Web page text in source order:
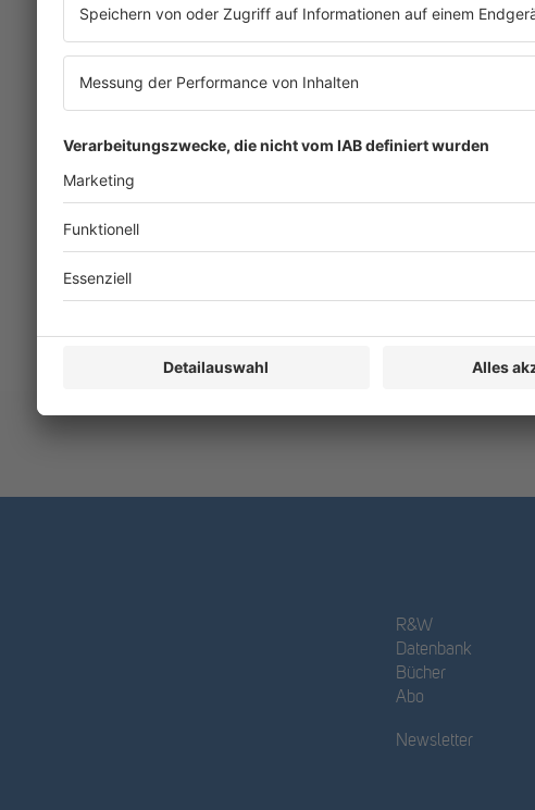
5. Deutscher Futtermittelrechtstag
Lebensmittelrecht
R&W
Datenbank
Bücher
Abo
Newsletter